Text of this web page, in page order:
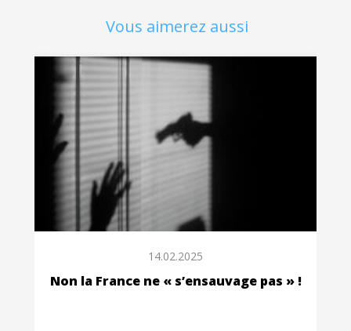
Vous aimerez aussi
14.02.2025
Non la France ne « s’ensauvage pas » !